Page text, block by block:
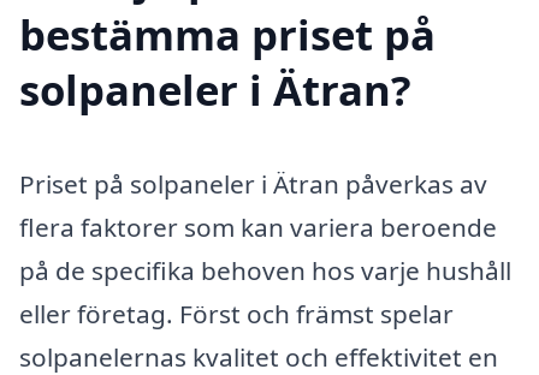
bestämma priset på
solpaneler i Ätran?
Priset på solpaneler i Ätran påverkas av
flera faktorer som kan variera beroende
på de specifika behoven hos varje hushåll
eller företag. Först och främst spelar
solpanelernas kvalitet och effektivitet en